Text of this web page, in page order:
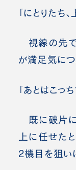
「にとりたち
視線の先で
が満足気につ
「あとはこっ
既に破片に
上に任せた
2機目を狙い